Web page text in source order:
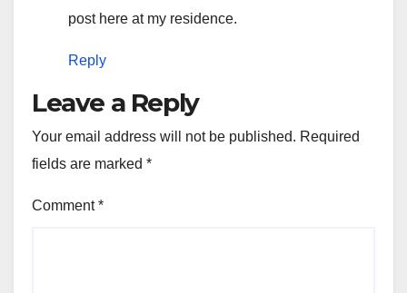
post here at my residence.
Reply
Leave a Reply
Your email address will not be published. Required
fields are marked *
Comment*